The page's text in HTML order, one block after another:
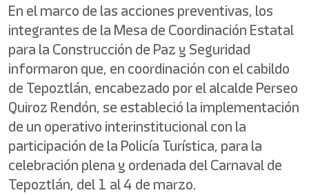
En el marco de las acciones preventivas, los
integrantes de la Mesa de Coordinación Estatal
para la Construcción de Paz y Seguridad
informaron que, en coordinación con el cabildo
de Tepoztlán, encabezado por el alcalde Perseo
Quiroz Rendón, se estableció la implementación
de un operativo interinstitucional con la
participación de la Policía Turística, para la
celebración plena y ordenada del Carnaval de
Tepoztlán, del 1 al 4 de marzo.